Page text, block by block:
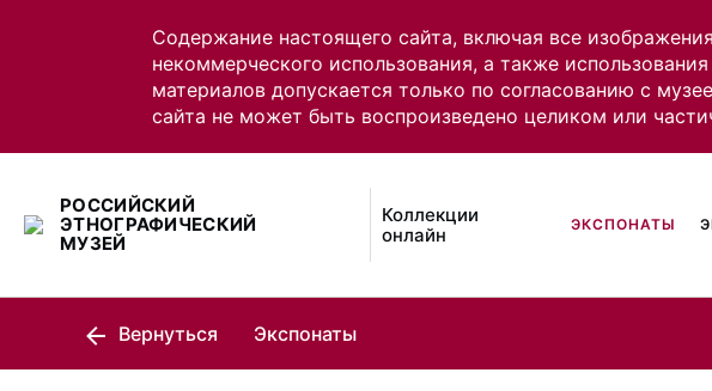
Содержание настоящего сайта, включая все
некоммерческого использования, а также
материалов допускается только по согласованию с
сайта не может быть воспроизведено целиком или
РОССИЙСКИЙ
ЭТНОГРАФИЧЕСКИЙ
МУЗЕЙ
Коллекции
онлайн
ЭКСПОНАТЫ
Вернуться Экспонаты